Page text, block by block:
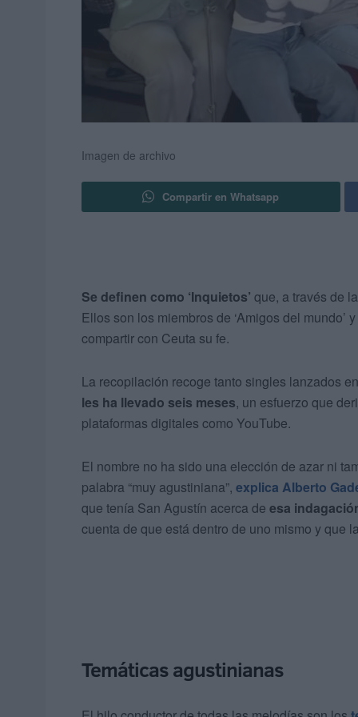
Imagen de archivo
Compartir en Whatsapp
Se definen como ‘Inquietos’ que, a través de
Ellos son los miembros de ‘Amigos del
compartir con Ceuta su fe.
La recopilación recoge tanto singles lanzados
les ha llevado seis meses, un esfuerzo que
plataformas digitales como YouTube.
El nombre no ha sido una elección de azar ni
palabra “muy agustiniana”, explica Alberto
que tenía San Agustín acerca de esa
cuenta de que está dentro de uno mismo y que
Temáticas agustinianas